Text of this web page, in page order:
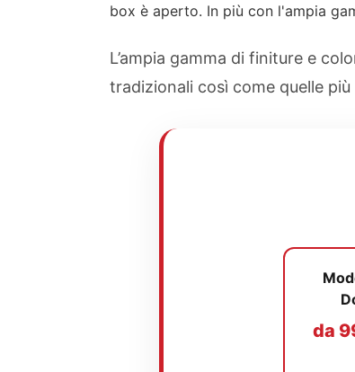
box è aperto. In più con l'ampia
L’ampia gamma di finiture e
tradizionali così come quelle
da